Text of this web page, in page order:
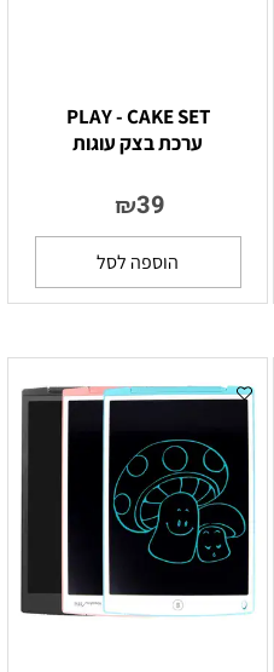
PLAY - CAKE SET
ערכת בצק עוגות
₪39
הוספה לסל